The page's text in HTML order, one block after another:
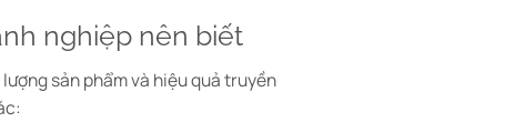
nghiệp nên biết
sản phẩm và hiệu quả truyền